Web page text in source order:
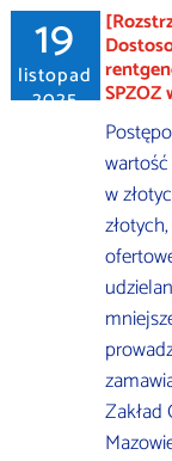
19
listopad
2025 SPZOZ
w